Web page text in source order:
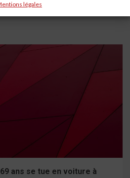
légales
ans se tue en voiture à